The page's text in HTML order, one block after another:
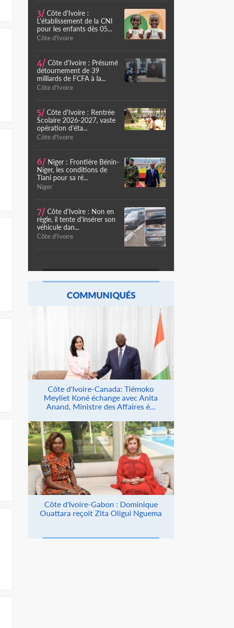
3/ Côte d'Ivoire :
L'établissement de la CNI
pour les enfants dès 05...
Côte d'Ivoire
4/ Côte d'Ivoire : Présumé
détournement de 39
milliards de FCFA à la...
Côte d'Ivoire
5/ Côte d'Ivoire : Rentrée
Scolaire 2026-2027, vaste
opération d'éta...
Côte d'Ivoire
6/ Niger : Frontière Bénin-
Niger, les conditions de
Tiani pour sa ré...
Niger
7/ Côte d'Ivoire : Non en
règle, il tente d'insérer son
véhicule dan...
Côte d'Ivoire
COMMUNIQUÉS
Côte d'Ivoire-Canada: Tiémoko
Meyliet Koné échange avec Anita
Anand, Ministre des Affaires é...
Côte d'Ivoire-Gabon : Dominique
Ouattara reçoit Zita Oligui Nguema